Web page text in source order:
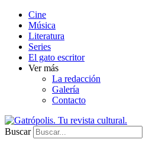
Cine
Música
Literatura
Series
El gato escritor
Ver más
La redacción
Galería
Contacto
Buscar